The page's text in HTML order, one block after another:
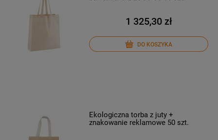
1 325,30 zł
DO KOSZYKA
Ekologiczna torba z juty +
znakowanie reklamowe 50 szt.